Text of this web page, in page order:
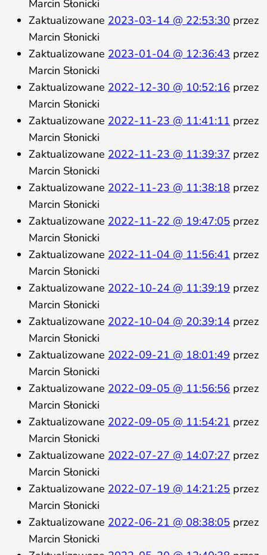
Marcin Słonicki
Zaktualizowane 2023-03-14 @ 22:53:30 przez
Marcin Słonicki
Zaktualizowane 2023-01-04 @ 12:36:43 przez
Marcin Słonicki
Zaktualizowane 2022-12-30 @ 10:52:16 przez
Marcin Słonicki
Zaktualizowane 2022-11-23 @ 11:41:11 przez
Marcin Słonicki
Zaktualizowane 2022-11-23 @ 11:39:37 przez
Marcin Słonicki
Zaktualizowane 2022-11-23 @ 11:38:18 przez
Marcin Słonicki
Zaktualizowane 2022-11-22 @ 19:47:05 przez
Marcin Słonicki
Zaktualizowane 2022-11-04 @ 11:56:41 przez
Marcin Słonicki
Zaktualizowane 2022-10-24 @ 11:39:19 przez
Marcin Słonicki
Zaktualizowane 2022-10-04 @ 20:39:14 przez
Marcin Słonicki
Zaktualizowane 2022-09-21 @ 18:01:49 przez
Marcin Słonicki
Zaktualizowane 2022-09-05 @ 11:56:56 przez
Marcin Słonicki
Zaktualizowane 2022-09-05 @ 11:54:21 przez
Marcin Słonicki
Zaktualizowane 2022-07-27 @ 14:07:27 przez
Marcin Słonicki
Zaktualizowane 2022-07-19 @ 14:21:25 przez
Marcin Słonicki
Zaktualizowane 2022-06-21 @ 08:38:05 przez
Marcin Słonicki